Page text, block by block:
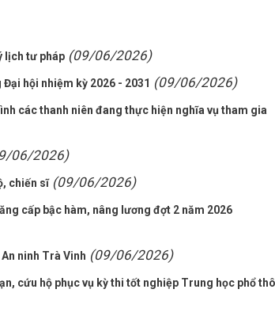
lịch tư pháp (09/06/2026)
hội nhiệm kỳ 2026 - 2031 (09/06/2026)
các thanh niên đang thực hiện nghĩa vụ tham gia
06/2026)
chiến sĩ (09/06/2026)
cấp bậc hàm, nâng lương đợt 2 năm 2026
ninh Trà Vinh (09/06/2026)
cứu hộ phục vụ kỳ thi tốt nghiệp Trung học phổ